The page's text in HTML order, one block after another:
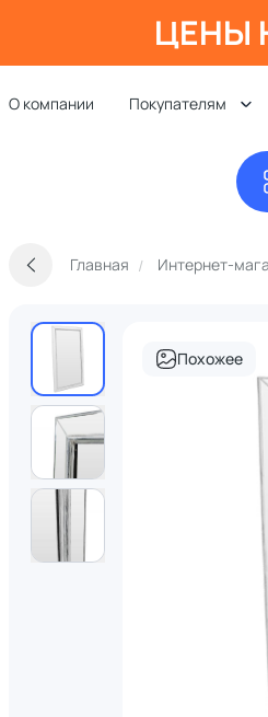
ЦЕНЫ
О компании Покупателям
Главная Интернет-
Похожее